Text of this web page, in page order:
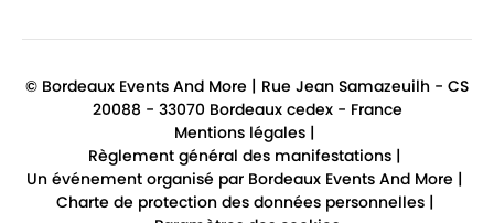
© Bordeaux Events And More | Rue Jean Samazeuilh - CS
20088 - 33070 Bordeaux cedex - France
Mentions légales |
Règlement général des manifestations |
Un événement organisé par Bordeaux Events And More |
Charte de protection des données personnelles|